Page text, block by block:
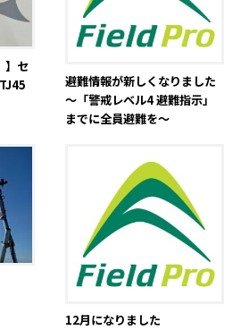
】セ
避難情報が新しくなりました
～「警戒レベル4 避難指示」
までに全員避難を～
12月になりました